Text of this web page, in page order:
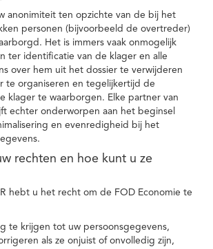
anonimiteit ten opzichte van de bij het
personen (bijvoorbeeld de overtreder)
Het is immers vaak onmogelijk
ter identificatie van de klager en alle
over hem uit het dossier te verwijderen
te organiseren en tegelijkertijd de
klager te waarborgen. Elke partner van
echter onderworpen aan het beginsel
en evenredigheid bij het
rechten en hoe kunt u ze
hebt u het recht om de FOD Economie te
te krijgen tot uw persoonsgegevens,
als ze onjuist of onvolledig zijn,